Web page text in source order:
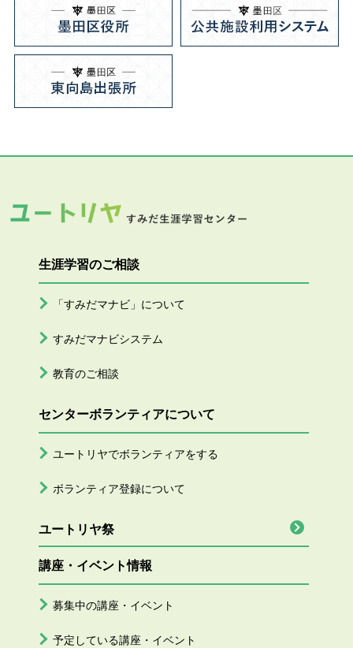
生涯学習のご相談
「すみだマナビ」について
すみだマナビシステム
教育のご相談
センターボランティアについて
ユートリヤでボランティアをする
ボランティア登録について
ユートリヤ祭
講座・イベント情報
募集中の講座・イベント
予定している講座・イベント